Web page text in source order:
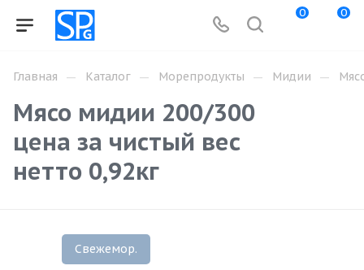
0 0
Главная — Каталог — Морепродукты — Мидии —
Мясо мидии 200/300
цена за чистый вес
нетто 0,92кг
Свежемор.